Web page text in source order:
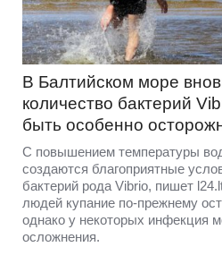
В Балтийском море
количество бактерий
быть особенно
С повышением температуры
создаются благоприятные
бактерий рода Vibrio, пишет
людей купание по-прежнему
однако у некоторых инфекция
осложнения.